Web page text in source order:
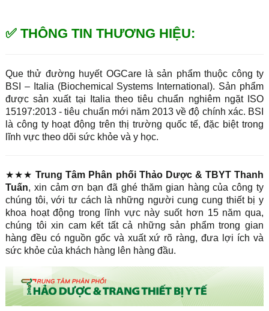
✅ THÔNG TIN THƯƠNG HIỆU:
Que thử đường huyết OGCare là sản phẩm thuộc công ty
BSI – Italia (Biochemical Systems International). Sản phẩm
được sản xuất tại Italia theo tiêu chuẩn nghiêm ngặt ISO
15197:2013 - tiêu chuẩn mới năm 2013 về độ chính xác. BSI
là công ty hoạt động trên thị trường quốc tế, đặc biệt trong
lĩnh vực theo dõi sức khỏe và y học.
★★★Trung Tâm Phân phối Thảo Dược & TBYT Thanh
Tuấn, xin cảm ơn bạn đã ghé thăm gian hàng của công ty
chúng tôi, với tư cách là những người cung cung thiết bị y
khoa hoạt động trong lĩnh vực này suốt hơn 15 năm qua,
chúng tôi xin cam kết tất cả những sản phẩm trong gian
hàng đều có nguồn gốc và xuất xứ rõ ràng, đưa lợi ích và
sức khỏe của khách hàng lên hàng đầu.